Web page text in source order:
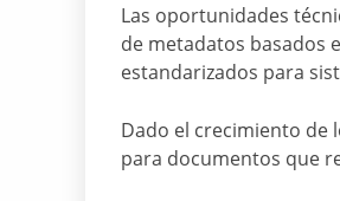
Las oportunidades
de metadatos basados
estandarizados para
Dado el crecimiento de
para documentos que